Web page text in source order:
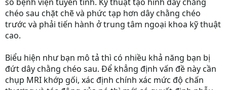
chéo sau chặt chẽ và phức tạp hơn dây chằng chéo
trước và phải tiến hành ở trung tâm ngoại khoa kỹ thuật
cao.
Biểu hiện như bạn mô tả thì có nhiều khả năng bạn bị
đứt dây chằng chéo sau. Để khẳng định vấn đề này cần
chụp MRI khớp gối, xác định chính xác mức độ chấn